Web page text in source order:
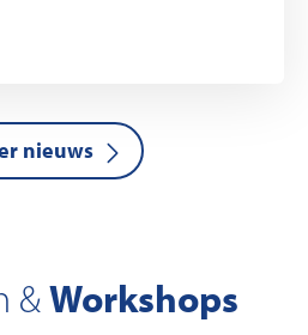
nieuws
& Workshops